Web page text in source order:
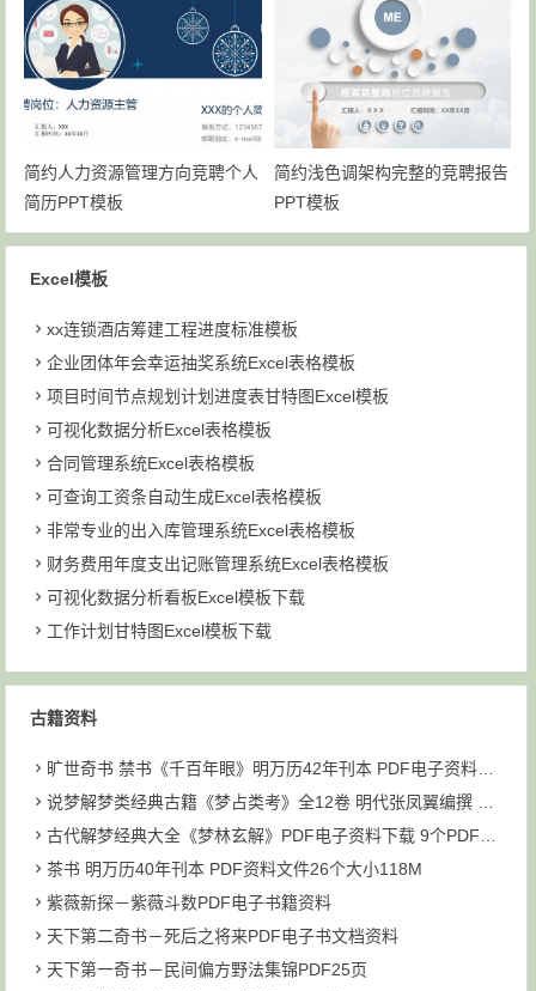
简约人力资源管理方向竞聘个人
简历PPT模板
简约浅色调架构完整的竞聘报告
PPT模板
Excel模板
xx连锁酒店筹建工程进度标准模板
企业团体年会幸运抽奖系统Excel表格模板
项目时间节点规划计划进度表甘特图Excel模板
可视化数据分析Excel表格模板
合同管理系统Excel表格模板
可查询工资条自动生成Excel表格模板
非常专业的出入库管理系统Excel表格模板
财务费用年度支出记账管理系统Excel表格模板
可视化数据分析看板Excel模板下载
工作计划甘特图Excel模板下载
古籍资料
旷世奇书 禁书《千百年眼》明万历42年刊本 PDF电子资料下载
说梦解梦类经典古籍《梦占类考》全12卷 明代张凤翼编撰 PDF共6个文件93M下载
古代解梦经典大全《梦林玄解》PDF电子资料下载 9个PDF文件 大小为211M
茶书 明万历40年刊本 PDF资料文件26个大小118M
紫薇新探－紫薇斗数PDF电子书籍资料
天下第二奇书－死后之将来PDF电子书文档资料
天下第一奇书－民间偏方野法集锦PDF25页